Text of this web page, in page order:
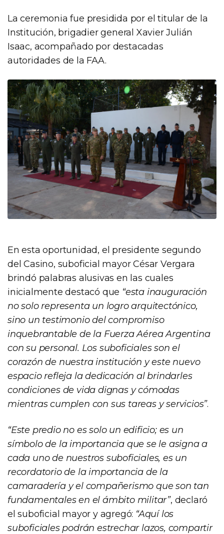
La ceremonia fue presidida por el titular de la
Institución, brigadier general Xavier Julián
Isaac, acompañado por destacadas
autoridades de la FAA.
En esta oportunidad, el presidente segundo
del Casino, suboficial mayor César Vergara
brindó palabras alusivas en las cuales
inicialmente destacó que “esta inauguración
no solo representa un logro arquitectónico,
sino un testimonio del compromiso
inquebrantable de la Fuerza Aérea Argentina
con su personal. Los suboficiales son el
corazón de nuestra institución y este nuevo
espacio refleja la dedicación al brindarles
condiciones de vida dignas y cómodas
mientras cumplen con sus tareas y servicios”.
“Este predio no es solo un edificio; es un
símbolo de la importancia que se le asigna a
cada uno de nuestros suboficiales, es un
recordatorio de la importancia de la
camaradería y el compañerismo que son tan
fundamentales en el ámbito militar”, declaró
el suboficial mayor y agregó: “Aquí los
suboficiales podrán estrechar lazos, compartir